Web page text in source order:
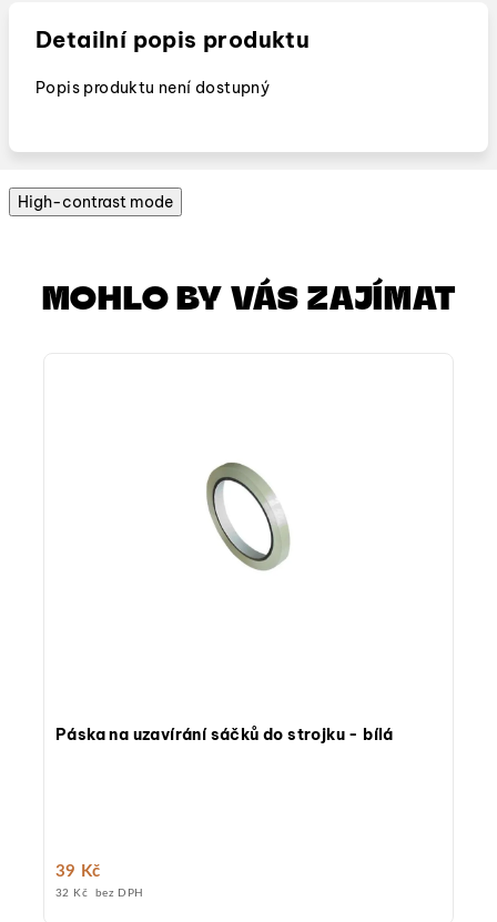
Detailní popis produktu
Popis produktu není dostupný
High-contrast mode
MOHLO BY VÁS ZAJÍMAT
Páska na uzavírání sáčků do strojku - bílá
32 Kč bez DPH
39 Kč